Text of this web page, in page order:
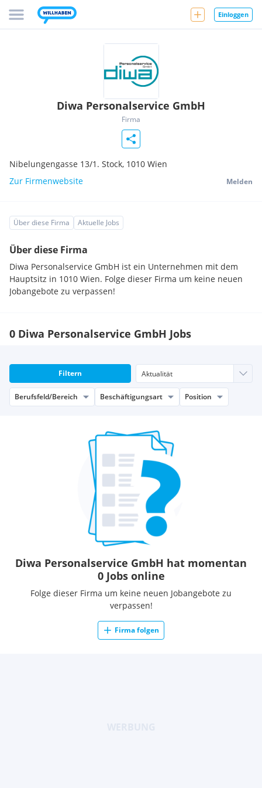
Einloggen
Diwa Personalservice GmbH
Firma
Nibelungengasse 13/1. Stock, 1010 Wien
Zur Firmenwebsite
Melden
Über diese Firma Aktuelle Jobs
Über diese Firma
Diwa Personalservice GmbH ist ein Unternehmen mit dem
Hauptsitz in 1010 Wien. Folge dieser Firma um keine neuen
Jobangebote zu verpassen!
0 Diwa Personalservice GmbH Jobs
Filtern
Berufsfeld/Bereich Beschäftigungsart Position
Diwa Personalservice GmbH hat momentan
0 Jobs online
Folge dieser Firma um keine neuen Jobangebote zu
verpassen!
Firma folgen